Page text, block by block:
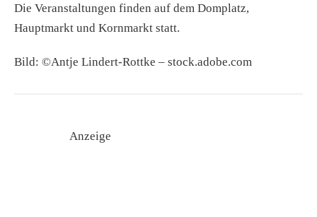
Die Veranstaltungen finden auf dem Domplatz,
Hauptmarkt und Kornmarkt statt.
Bild: ©Antje Lindert-Rottke – stock.adobe.com
Anzeige